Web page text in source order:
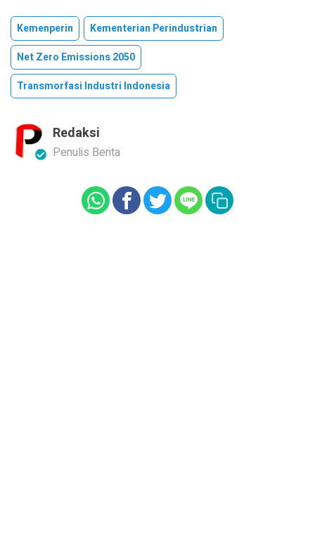
Kemenperin
Kementerian Perindustrian
Net Zero Emissions 2050
Transmorfasi Industri Indonesia
Redaksi
Penulis Berita